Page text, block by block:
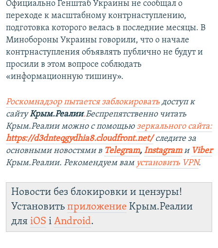
Официально Генштаб Украины не сообщал о
переходе к масштабному контрнаступлению,
подготовка которого велась в последние месяцы. В
Минобороны Украины говорили, что о начале
контрнаступления объявлять публично не будут и
просили в этом вопросе соблюдать
«информационную тишину».
Роскомнадзор пытается заблокировать доступ к
сайтуКрым.Реалии.Беспрепятственно читать
Крым.Реалии можно с помощью зеркального сайта:
https://d3dnteqgydhia8.cloudfront.net/ следите за
основными новостями в Telegram, Instagramи Viber
Крым.Реалии. Рекомендуем вам установить VPN.
Новости без блокировки и цензуры!
Установить приложение Крым.Реалии
для iOS і Android.